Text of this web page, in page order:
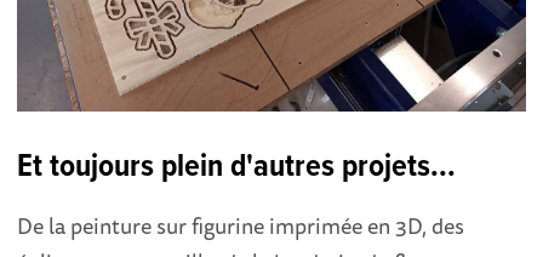
Et toujours plein d'autres projets...
De la peinture sur figurine imprimée en 3D, des